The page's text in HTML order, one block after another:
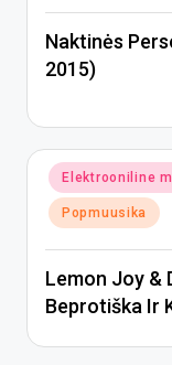
Naktinės
2015)
Posted
in
Elektrooniline
Popmuusika
Lemon Joy &
Beprotiška Ir